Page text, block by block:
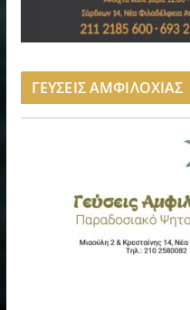
ΓΕΥΣΕΙΣ ΑΜΦΙΛΟΧΙΑΣ